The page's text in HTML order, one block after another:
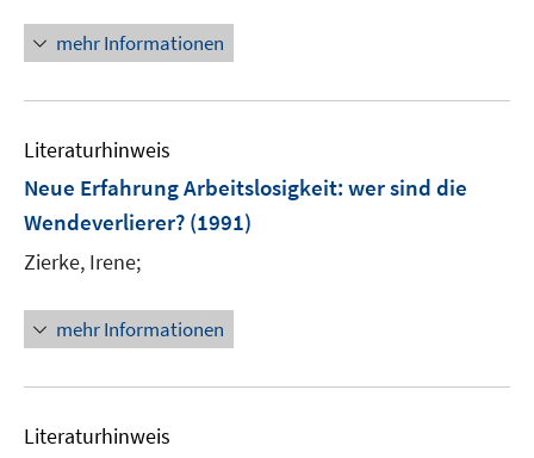
mehr Informationen
Literaturhinweis
Neue Erfahrung Arbeitslosigkeit: wer sind die
Wendeverlierer? (1991)
Zierke, Irene;
mehr Informationen
Literaturhinweis